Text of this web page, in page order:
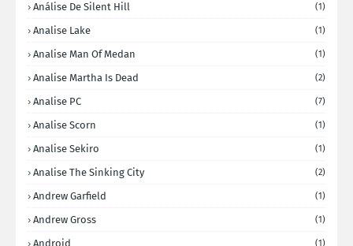
Análise De Silent Hill (1)
Analise Lake (1)
Analise Man Of Medan (1)
Analise Martha Is Dead (2)
Analise PC (7)
Analise Scorn (1)
Analise Sekiro (1)
Analise The Sinking City (2)
Andrew Garfield (1)
Andrew Gross (1)
Android (1)